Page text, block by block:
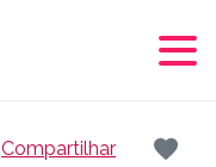
Compartilhar